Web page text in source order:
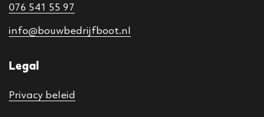
076 541 55 97
info@bouwbedrijfboot.nl
Legal
Privacy beleid